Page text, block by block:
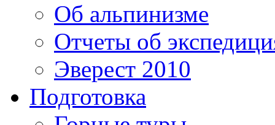
Об альпинизме
Отчеты об
Эверест 2010
Подготовка